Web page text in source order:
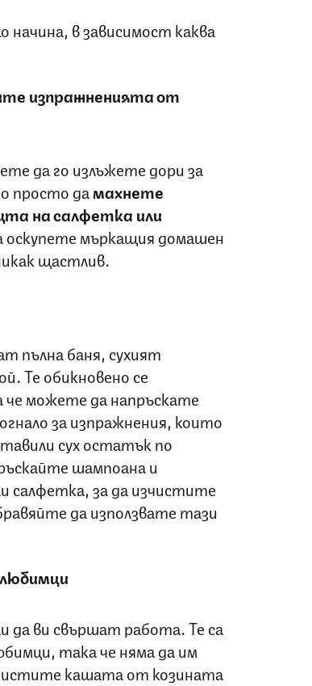
начина, в зависимост каква
изпражненията от
да го излъжете дори за
просто дамахнете
на салфетка или
мъркащия домашен
щастлив.
пълна баня, сухият
Те обикновено се
че можете да напръскате
за изпражнения, които
сух остатък по
шампоана и
салфетка, за да изчистите
да използвате тази
да ви свършат работа. Те са
така че няма да им
кашата от козината